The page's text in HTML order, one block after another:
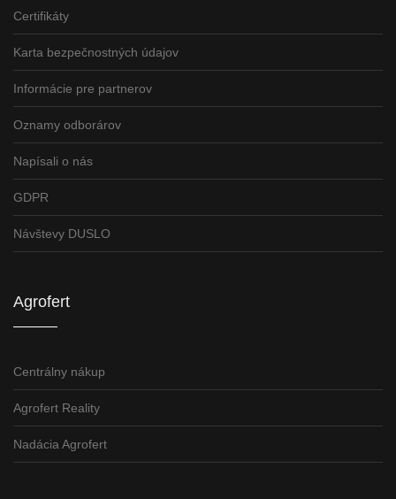
Certifikáty
Karta bezpečnostných údajov
Informácie pre partnerov
Oznamy odborárov
Napísali o nás
GDPR
Návštevy DUSLO
Agrofert
Centrálny nákup
Agrofert Reality
Nadácia Agrofert